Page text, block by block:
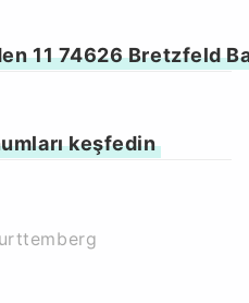
11 74626 Bretzfeld
keşfedin